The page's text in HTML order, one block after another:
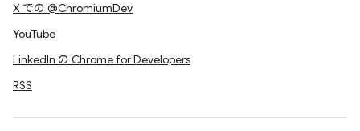
X での @ChromiumDev
YouTube
LinkedIn の Chrome for Developers
RSS